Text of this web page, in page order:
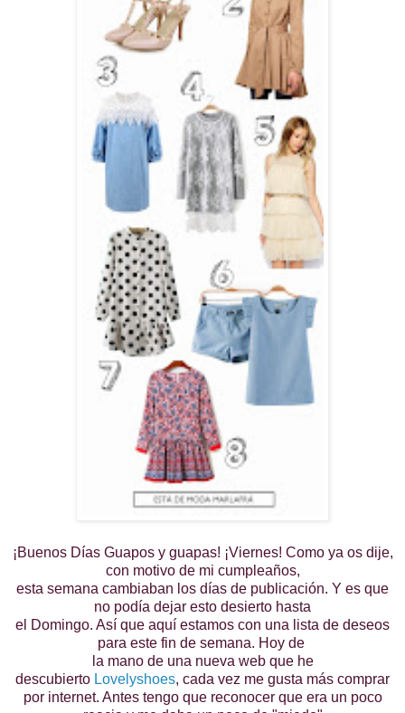
¡Buenos Días Guapos y guapas! ¡Viernes! Como ya os dije,
con motivo de mi cumpleaños,
esta semana cambiaban los días de publicación. Y es que
no podía dejar esto desierto hasta
el Domingo. Así que aquí estamos con una lista de deseos
para este fin de semana. Hoy de
la mano de una nueva web que he
descubierto Lovelyshoes, cada vez me gusta más comprar
por internet. Antes tengo que reconocer que era un poco